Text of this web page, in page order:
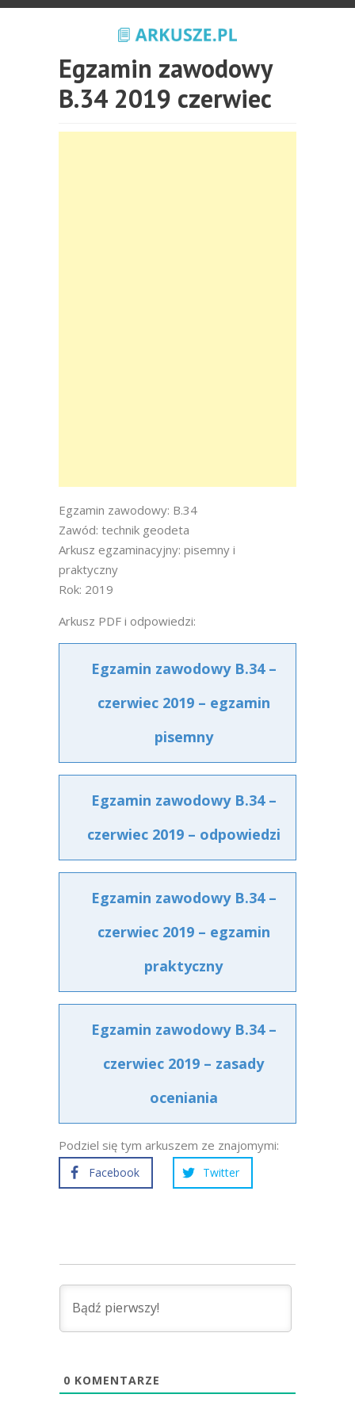
Egzamin zawodowy
B.34 2019 czerwiec
Egzamin zawodowy: B.34
Zawód: technik geodeta
Arkusz egzaminacyjny: pisemny i
praktyczny
Rok: 2019
Arkusz PDF i odpowiedzi:
Egzamin zawodowy B.34 –
czerwiec 2019 – egzamin
pisemny
Egzamin zawodowy B.34 –
czerwiec 2019 – odpowiedzi
Egzamin zawodowy B.34 –
czerwiec 2019 – egzamin
praktyczny
Egzamin zawodowy B.34 –
czerwiec 2019 – zasady
oceniania
Podziel się tym arkuszem ze znajomymi:
Facebook Twitter
0 KOMENTARZE